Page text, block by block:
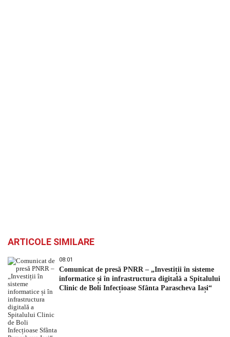
ARTICOLE SIMILARE
08:01
Comunicat de presă PNRR – „Investiții în sisteme
informatice și în infrastructura digitală a Spitalului
Clinic de Boli Infecțioase Sfânta Parascheva Iași“